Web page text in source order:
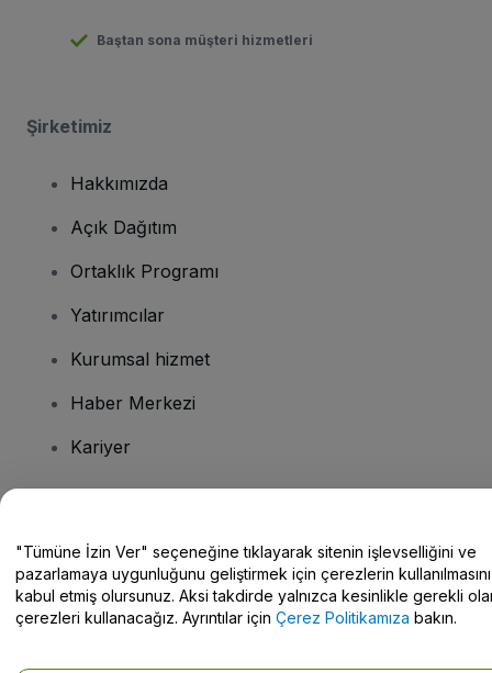
Baştan sona müşteri hizmetleri
Şirketimiz
Hakkımızda
Açık Dağıtım
Ortaklık Programı
Yatırımcılar
Kurumsal hizmet
Haber Merkezi
Kariyer
Yardım Merkezi / Bize Ulaşın
"Tümüne İzin Ver" seçeneğine tıklayarak sitenin işlevselliğini ve
pazarlamaya uygunluğunu geliştirmek için çerezlerin kullanılmasını
kabul etmiş olursunuz. Aksi takdirde yalnızca kesinlikle gerekli
çerezleri kullanacağız. Ayrıntılar için Çerez Politikamıza bakın.